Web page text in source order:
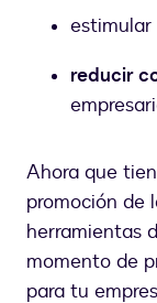
estimular
reducir
Ahora que
promoción de
herramientas
momento de
para tu